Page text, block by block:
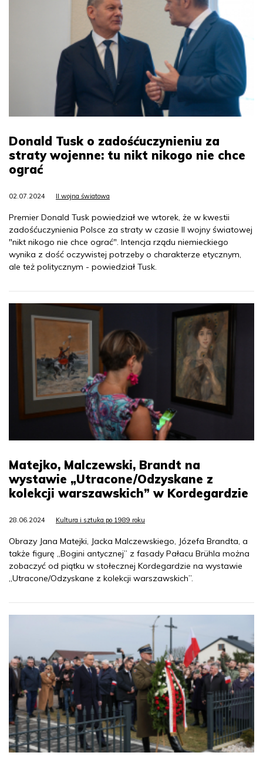
Donald Tusk o zadośćuczynieniu za
straty wojenne: tu nikt nikogo nie chce
ograć
02.07.2024 II wojna światowa
Premier Donald Tusk powiedział we wtorek, że w kwestii
zadośćuczynienia Polsce za straty w czasie II wojny światowej
"nikt nikogo nie chce ograć". Intencja rządu niemieckiego
wynika z dość oczywistej potrzeby o charakterze etycznym,
ale też politycznym - powiedział Tusk.
Matejko, Malczewski, Brandt na
wystawie „Utracone/Odzyskane z
kolekcji warszawskich” w Kordegardzie
28.06.2024 Kultura i sztuka po 1989 roku
Obrazy Jana Matejki, Jacka Malczewskiego, Józefa Brandta, a
także figurę „Bogini antycznej” z fasady Pałacu Brühla można
zobaczyć od piątku w stołecznej Kordegardzie na wystawie
„Utracone/Odzyskane z kolekcji warszawskich”.